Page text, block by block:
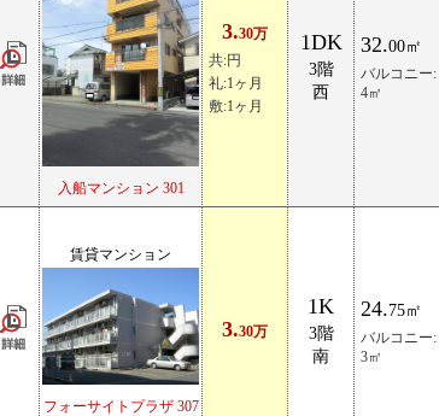
入船マンション 301
3.30万
共:円
礼:1ヶ月
敷:1ヶ月
1DK
3階
西
32.00㎡
バルコニー:
4㎡
賃貸マンション
フォーサイトプラザ 307
3.30万
1K
3階
南
24.75㎡
バルコニー:
3㎡